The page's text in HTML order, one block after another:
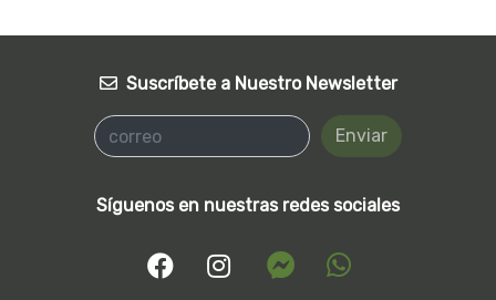
Suscríbete a Nuestro Newsletter
Enviar
Síguenos en nuestras redes sociales